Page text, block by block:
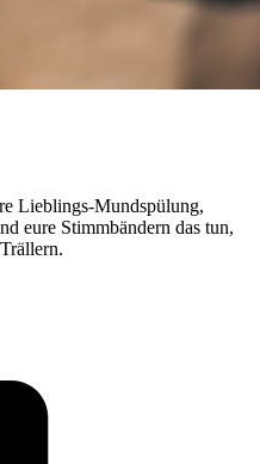
Lieb­lings-Mund­spülung,
eure Stimm­bändern das tun,